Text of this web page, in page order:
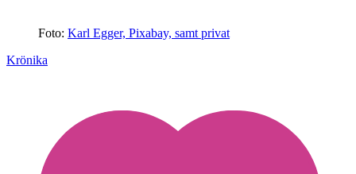
Foto: Karl Egger, Pixabay, samt privat
Krönika